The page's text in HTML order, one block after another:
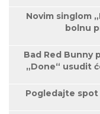
Novim singlom
bolnu
Bad Red Bunny
„Done“ usudit
Pogledajte spot